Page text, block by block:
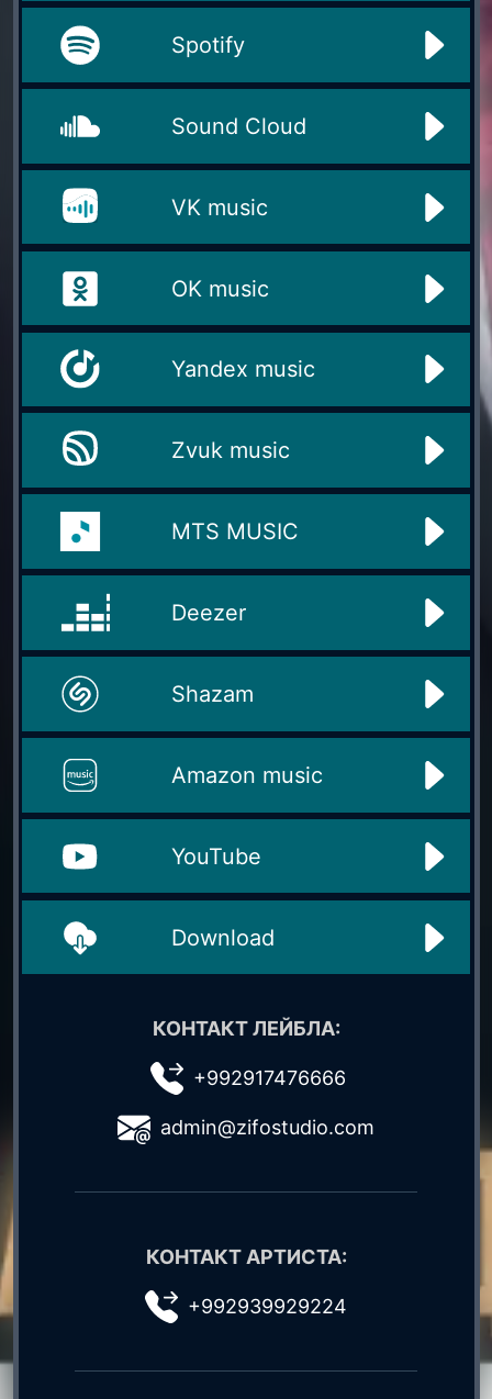
Spotify
Sound Cloud
VK music
OK music
Yandex music
Zvuk music
MTS MUSIC
Deezer
Shazam
Amazon music
YouTube
Download
КОНТАКТ ЛЕЙБЛА:
+992917476666
admin@zifostudio.com
КОНТАКТ АРТИСТА:
+992939929224